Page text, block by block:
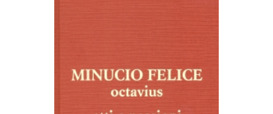
AGGIUNGI AL CARRELLO